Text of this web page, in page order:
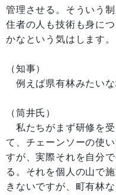
管理させる。そういう
住者の人も技術も身に
かなという気はします。
（知事）
例えば県有林みたいな
（筒井氏）
私たちがまず研修を受
て、チェーンソーの使
すが、実際それを自分
る。それを個人の山で
きないですが、町有林